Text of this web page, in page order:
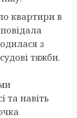
квартири в
з
тяжби.
та навіть